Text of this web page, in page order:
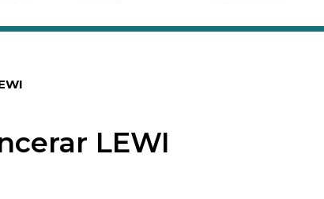
LEWI